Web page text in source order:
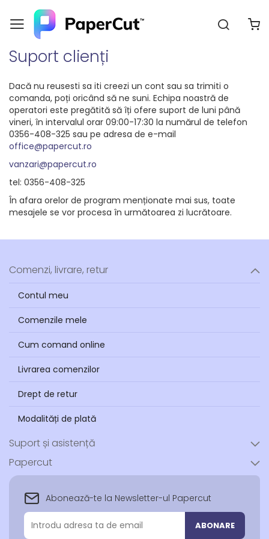
Navigați
Conținut
Suport clienți
Dacă nu reusesti sa iti creezi un cont sau sa trimiti o
comanda, poți oricând să ne suni. Echipa noastră de
operatori este pregătită să îți ofere suport de luni până
vineri, în intervalul orar 09:00-17:30 la numărul de telefon
0356-408-325 sau pe adresa de e-mail
office@papercut.ro
vanzari@papercut.ro
tel: 0356-408-325
În afara orelor de program menționate mai sus, toate
mesajele se vor procesa în următoarea zi lucrătoare.
Comenzi, livrare, retur
Contul meu
Comenzile mele
Cum comand online
Livrarea comenzilor
Drept de retur
Modalități de plată
Suport și asistență
Papercut
Abonează-te la Newsletter-ul Papercut
Abonează-
te
ABONARE